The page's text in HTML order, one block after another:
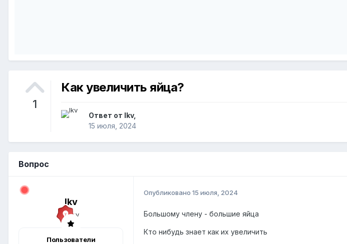
1
Как увеличить яйца?
Ответ от lkv,
15 июля, 2024
Вопрос
lkv
Пользователи
Опубликовано 15 июля, 2024
Большому члену - большие яйца
Кто нибудь знает как их увеличить